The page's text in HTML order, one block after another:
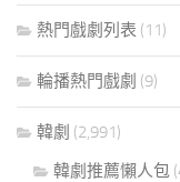
熱門戲劇列表 (11)
輪播熱門戲劇 (9)
韓劇 (2,991)
韓劇推薦懶人包